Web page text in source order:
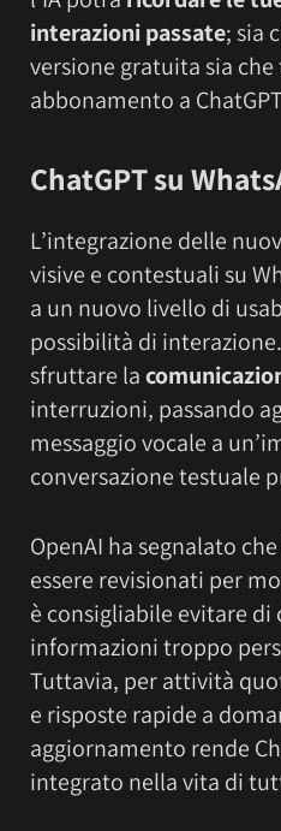
interazioni passate; sia
versione gratuita sia
abbonamento a
ChatGPT su
L’integrazione delle
visive e contestuali su
a un nuovo livello di
possibilità di
sfruttare la
interruzioni, passando
messaggio vocale a
conversazione testuale
OpenAI ha segnalato
essere revisionati per
è consigliabile evitare di
informazioni troppo
Tuttavia, per attività
e risposte rapide a
aggiornamento rende
integrato nella vita di